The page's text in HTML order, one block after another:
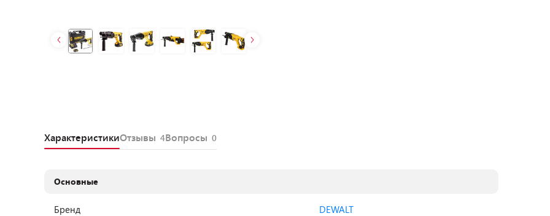
ХарактеристикиОтзывы 4Вопросы 0
Основные
Бренд
DEWALT